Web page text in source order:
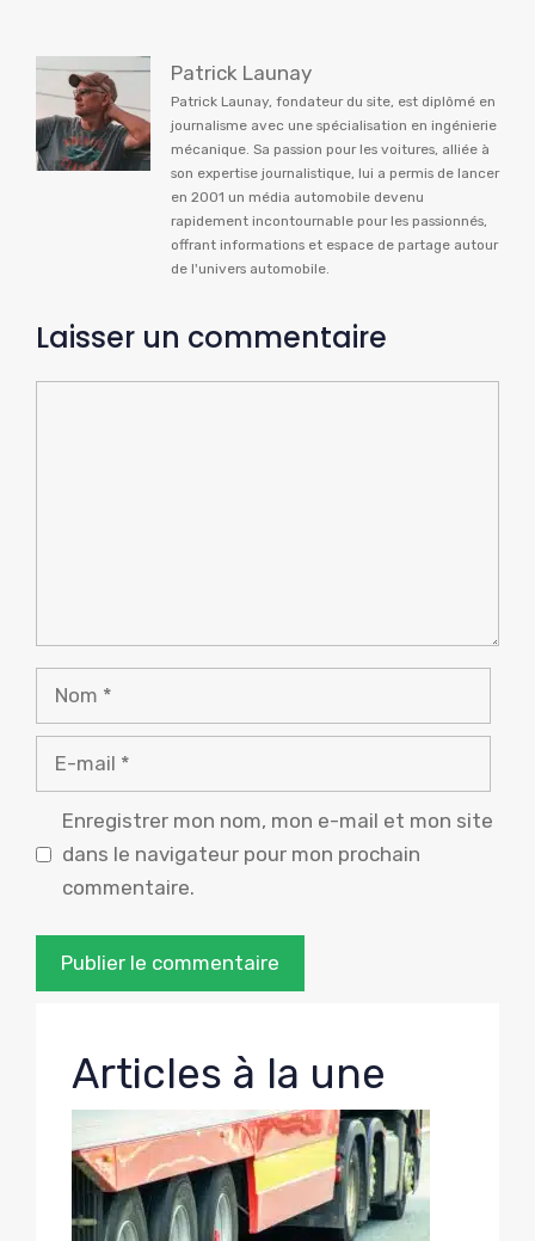
Patrick Launay
Patrick Launay, fondateur du site, est diplômé en
journalisme avec une spécialisation en ingénierie
mécanique. Sa passion pour les voitures, alliée à
son expertise journalistique, lui a permis de lancer
en 2001 un média automobile devenu
rapidement incontournable pour les passionnés,
offrant informations et espace de partage autour
de l'univers automobile.
Laisser un commentaire
Nom
mail
Enregistrer mon nom, mon e-mail et mon site
dans le navigateur pour mon prochain
commentaire.
Articles à la une